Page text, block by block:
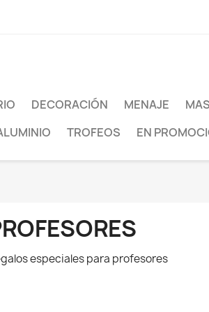
DECORACIÓN MENAJE
TROFEOS EN
especiales para profesores